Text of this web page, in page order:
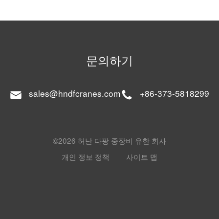
문의하기
sales@hndfcranes.com +86-373-5818299
©2026 허난 다팡 중장비 유한 회사
개인 정보 정책
사이트 맵